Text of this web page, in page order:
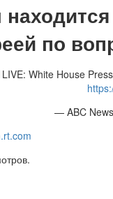
по
LIVE: White House
— ABC